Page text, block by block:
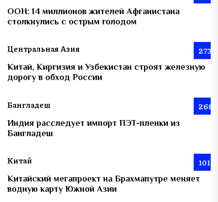
ООН: 14 миллионов жителей Афганистана
столкнулись с острым голодом
Центральная Азия 273
Китай, Киргизия и Узбекистан строят железную
дорогу в обход России
Бангладеш 268
Индия расследует импорт ПЭТ-пленки из
Бангладеш
Китай 101
Китайский мегапроект на Брахмапутре меняет
водную карту Южной Азии